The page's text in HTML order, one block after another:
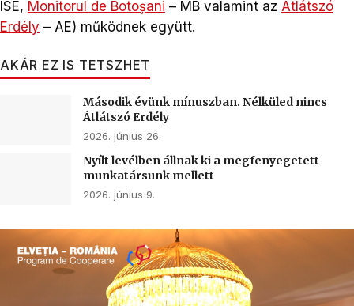
ISE, Monitorul de Botoșani – MB valamint az Átlátszó
Erdély – AE) működnek együtt.
AKÁR EZ IS TETSZHET
Második évünk mínuszban. Nélküled nincs
Átlátszó Erdély
2026. június 26.
Nyílt levélben állnak ki a megfenyegetett
munkatársunk mellett
2026. június 9.